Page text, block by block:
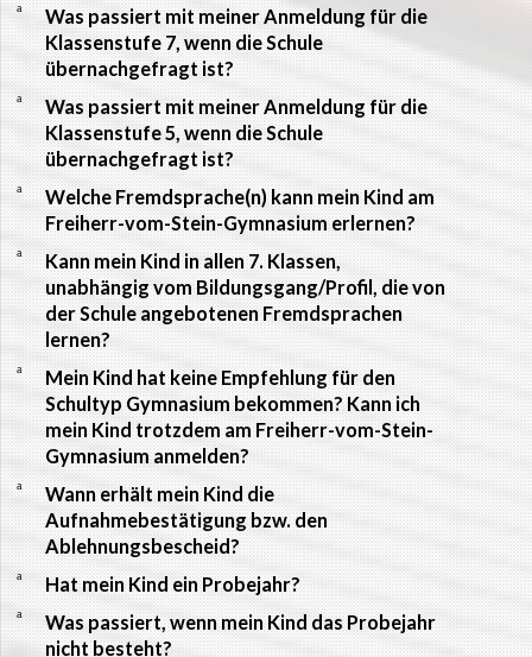
a
Was passiert mit meiner Anmeldung für die
Klassenstufe 7, wenn die Schule
übernachgefragt ist?
a
Was passiert mit meiner Anmeldung für die
Klassenstufe 5, wenn die Schule
übernachgefragt ist?
a
Welche Fremdsprache(n) kann mein Kind am
Freiherr-vom-Stein-Gymnasium erlernen?
a
Kann mein Kind in allen 7. Klassen,
unabhängig vom Bildungsgang/Profil, die von
der Schule angebotenen Fremdsprachen
lernen?
a
Mein Kind hat keine Empfehlung für den
Schultyp Gymnasium bekommen? Kann ich
mein Kind trotzdem am Freiherr-vom-Stein-
Gymnasium anmelden?
a
Wann erhält mein Kind die
Aufnahmebestätigung bzw. den
Ablehnungsbescheid?
a Hat mein Kind ein Probejahr?
a
Was passiert, wenn mein Kind das Probejahr
nicht besteht?